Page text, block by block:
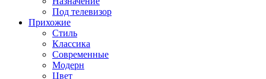
Под телевизор
Прихожие
Стиль
Классика
Современные
Модерн
Цвет